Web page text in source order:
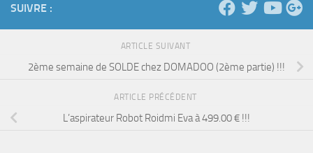
SUIVRE :
ARTICLE SUIVANT
2ème semaine de SOLDE chez DOMADOO (2ème partie) !!!
ARTICLE PRÉCÉDENT
L’aspirateur Robot Roidmi Eva à 499.00 € !!!